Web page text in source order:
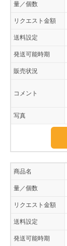
量／個数
リクエスト金額
送料設定
発送可能時期
販売状況
コメント
写真
商品名
量／個数
リクエスト金額
送料設定
発送可能時期